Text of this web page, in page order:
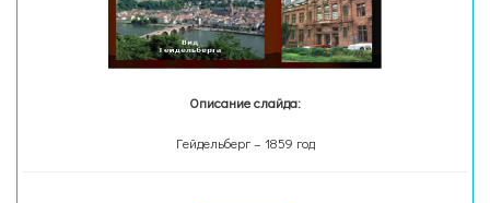
Описание слайда:
Гейдельберг – 1859 год